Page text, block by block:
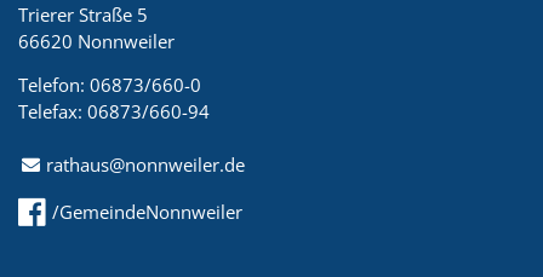
Trierer Straße 5
66620 Nonnweiler
Telefon: 06873/660-0
Telefax: 06873/660-94
rathaus@nonnweiler.de
/GemeindeNonnweiler